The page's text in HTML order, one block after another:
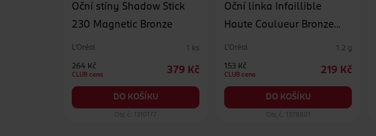
Oční stíny Shadow Stick
230 Magnetic Bronze
L'Oréal 1 ks
264 Kč
CLUB cena 379 Kč
DO KOŠÍKU
Oční linka Infaillible
Haute Coulueur Bronze
Chiffon
L'Oréal 1.2 g
153 Kč
CLUB cena 219 Kč
DO KOŠÍKU
Obj. č.: 1378801